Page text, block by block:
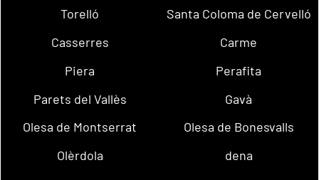
Torelló
Santa Coloma de Cervelló
Casserres
Carme
Piera
Perafita
Parets del Vallès
Gavà
Olesa de Montserrat
Olesa de Bonesvalls
Olèrdola
dena